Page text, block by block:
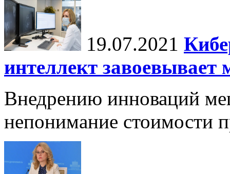
19.07.2021
интеллект завоевывает
Внедрению инноваций
непонимание стоимости